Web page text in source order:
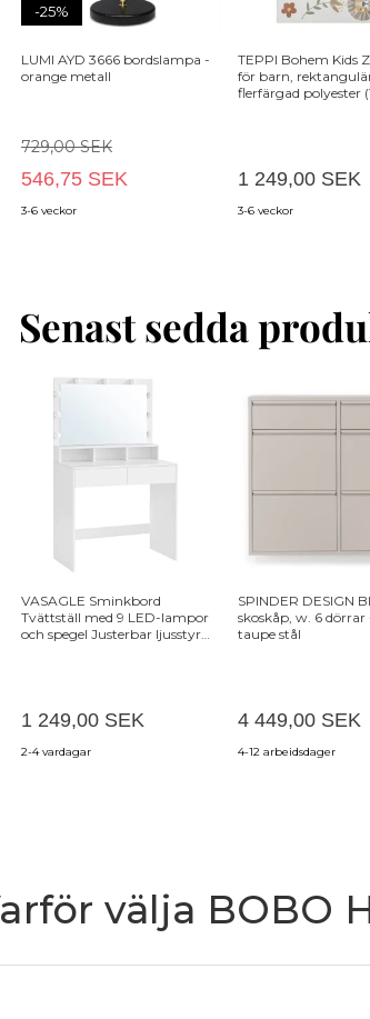
-25%
LUMI AYD 3666 bordslampa -
orange metall
729,00 SEK
546,75 SEK
3-6 veckor
TEPPI Bohem Kids
för barn,
flerfärgad polyester
1 249,00 SEK
3-6 veckor
Senast sedda
VASAGLE Sminkbord
Tvättställ med 9 LED-lampor
och spegel Justerbar ljusstyrka
1 249,00 SEK
2-4 vardagar
SPINDER DESIGN
skoskåp, w. 6 dörrar
taupe stål
4 449,00 SEK
4-12 arbeidsdager
välja BOBO